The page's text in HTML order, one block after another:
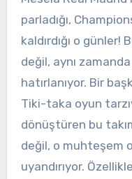
parladığı,
kaldırdığı o
değil, aynı
hatırlanıyor. Bir
Tiki-taka oyun
dönüştüren bu
değil, o muhteşem
uyandırıyor.